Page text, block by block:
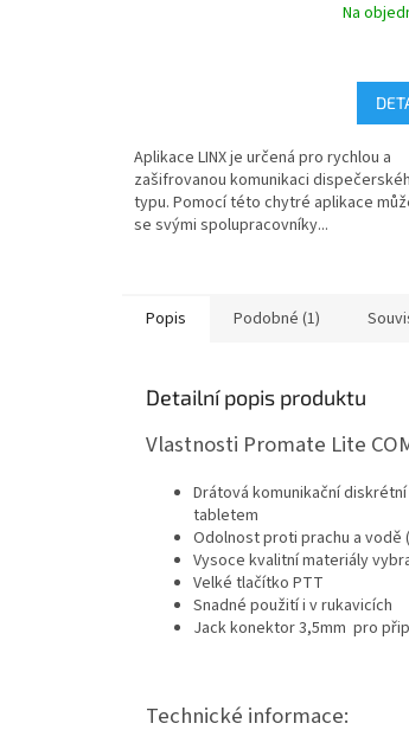
Na
Aplikace LINX je určená pro rychlou a
zašifrovanou komunikaci
typu. Pomocí této chytré aplikace
se svými spolupracovníky...
Popis Podobné (1)
Detailní popis produktu
Vlastnosti Promate Lite
Drátová komunikační
tabletem
Odolnost proti prachu a vodě
Vysoce kvalitní materiály
Velké tlačítko PTT
Snadné použití i v rukavicích
Jack konektor 3,5mm pro
Technické informace: